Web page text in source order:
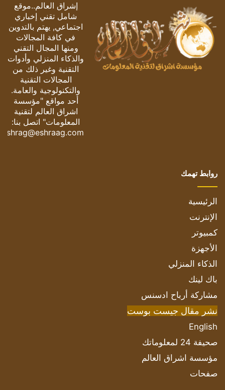
إشراق العالم..موقع
شامل تقني إخباري
اجتماعي, يهتم بالتدوين
في كافة المجالات
ومنها المجال التقني
والذكاء المنزلي وأدوات
التقنية وغير ذلك من
المجالات التقنية
والتكنولوجية والعامة.
أحد مواقع "مؤسسة
اشراق العالم لتقنية
المعلومات" اتصل بنا:
eshrag@eshraag.com
روابط تهمك
الرئيسية
الإنترنت
كمبيوتر
الأجهزة
الذكاء المنزلي
باك لينك
مشاركة أرباح ادسنس
نشر مقال جيست بوست
English
صحيفة 24 لمعلوماتك
مؤسسة اشراق العالم
صفحات